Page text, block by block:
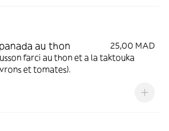
au thon
25,00 MAD
farci au thon et a la taktouka
et tomates).